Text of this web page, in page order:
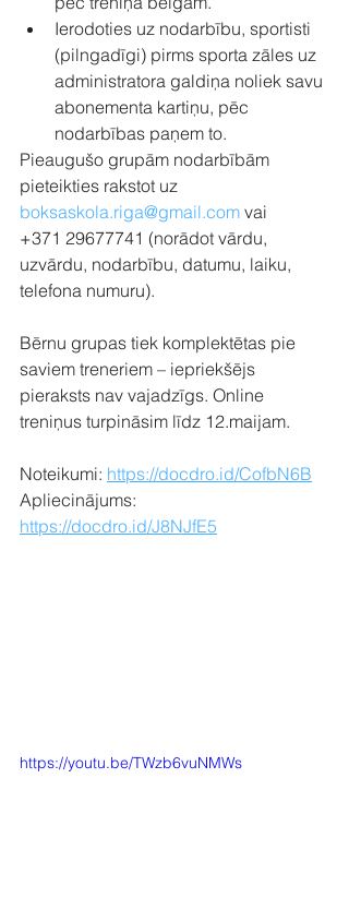
Ierodoties uz nodarbību, sportisti
(pilngadīgi) pirms sporta zāles uz
administratora galdiņa noliek savu
abonementa kartiņu, pēc
nodarbības paņem to.
Pieaugušo grupām nodarbībām
pieteikties rakstot uz
boksaskola.riga@gmail.com vai
+371 29677741 (norādot vārdu,
uzvārdu, nodarbību, datumu, laiku,
telefona numuru).
Bērnu grupas tiek komplektētas pie
saviem treneriem – iepriekšējs
pieraksts nav vajadzīgs. Online
treniņus turpināsim līdz 12.maijam.
Noteikumi: https://docdro.id/CofbN6B
Apliecinājums:
https://docdro.id/J8NJfE5
https://youtu.be/TWzb6vuNMWs